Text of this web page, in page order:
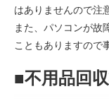
はありませんので注
また、パソコンが故
こともありますので
■不用品回